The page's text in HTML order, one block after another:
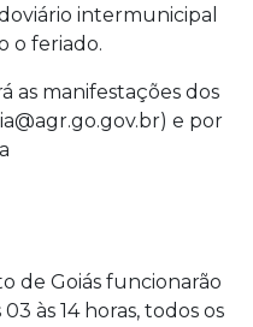
intermunicipal
o feriado.
as manifestações dos
e por
de Goiás funcionarão
às 14 horas, todos os